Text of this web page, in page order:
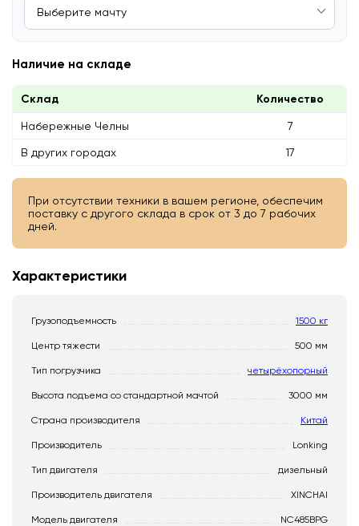
Наличие на складе
Склад Количество
Набережные Челны 7
В других городах 17
При отсутствии техники в вашем регионе, обеспечим
поставку с другого склада в срок от 3 до 7 рабочих
дней.
Характеристики
Грузоподъемность 1500 кг
Центр тяжести 500 мм
Тип погрузчика четырёхопорный
Высота подъема со стандартной мачтой 3000 мм
Страна производителя Китай
Производитель Lonking
Тип двигателя дизельный
Производитель двигателя XINCHAI
Модель двигателя NC485BPG